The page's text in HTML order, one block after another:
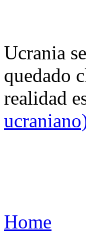
Ucrania
quedado
realidad
Home